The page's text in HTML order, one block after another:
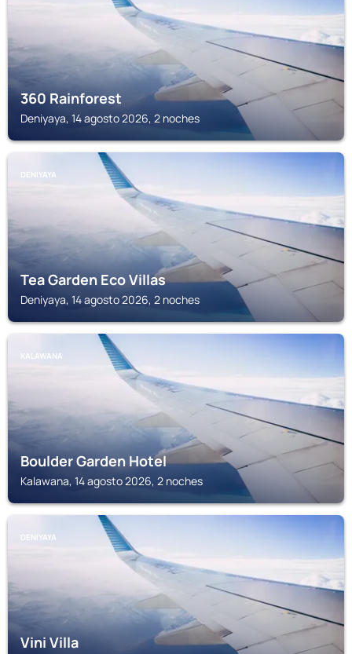
360 Rainforest
Deniyaya, 14 agosto 2026, 2 noches
DENIYAYA
Tea Garden Eco Villas
Deniyaya, 14 agosto 2026, 2 noches
KALAWANA
Boulder Garden Hotel
Kalawana, 14 agosto 2026, 2 noches
DENIYAYA
Vini Villa